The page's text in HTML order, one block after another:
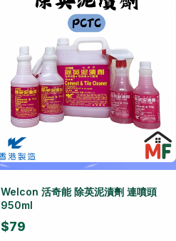
Welcon 活奇能 除英泥漬劑 連噴頭
950ml
$79